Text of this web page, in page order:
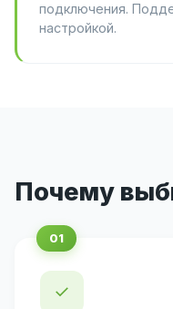
подключения.
настройкой.
Почему
✓